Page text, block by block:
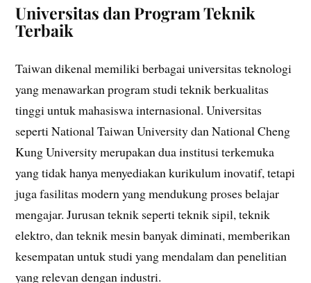
Universitas dan Program Teknik
Terbaik
Taiwan dikenal memiliki berbagai universitas teknologi
yang menawarkan program studi teknik berkualitas
tinggi untuk mahasiswa internasional. Universitas
seperti National Taiwan University dan National Cheng
Kung University merupakan dua institusi terkemuka
yang tidak hanya menyediakan kurikulum inovatif, tetapi
juga fasilitas modern yang mendukung proses belajar
mengajar. Jurusan teknik seperti teknik sipil, teknik
elektro, dan teknik mesin banyak diminati, memberikan
kesempatan untuk studi yang mendalam dan penelitian
yang relevan dengan industri.